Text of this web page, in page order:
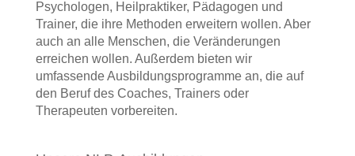
Psychologen, Heilpraktiker, Pädagogen und
Trainer, die ihre Methoden erweitern wollen. Aber
auch an alle Menschen, die Veränderungen
erreichen wollen. Außerdem bieten wir
umfassende Ausbildungs­programme an, die auf
den Beruf des Coaches, Trainers oder
Therapeuten vorbereiten.